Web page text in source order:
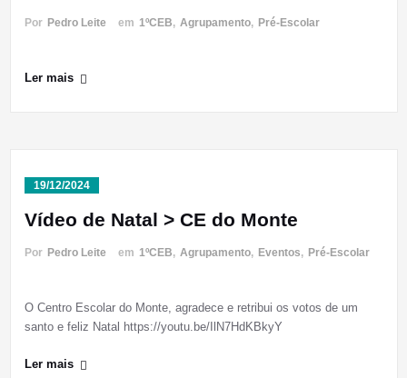
Por Pedro Leite em 1ºCEB, Agrupamento, Pré-Escolar
Ler mais
19/12/2024
Vídeo de Natal > CE do Monte
Por Pedro Leite em 1ºCEB, Agrupamento, Eventos, Pré-Escolar
O Centro Escolar do Monte, agradece e retribui os votos de um
santo e feliz Natal https://youtu.be/IlN7HdKBkyY
Ler mais